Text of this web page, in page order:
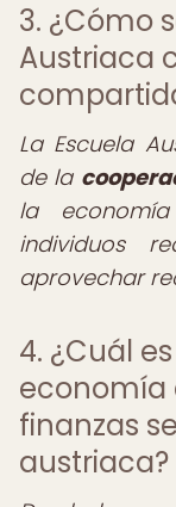
3. ¿Cómo
Austriaca
La Escuela
de la
la
individuos
aprovechar
4. ¿Cuál
economía
finanzas
austriaca?